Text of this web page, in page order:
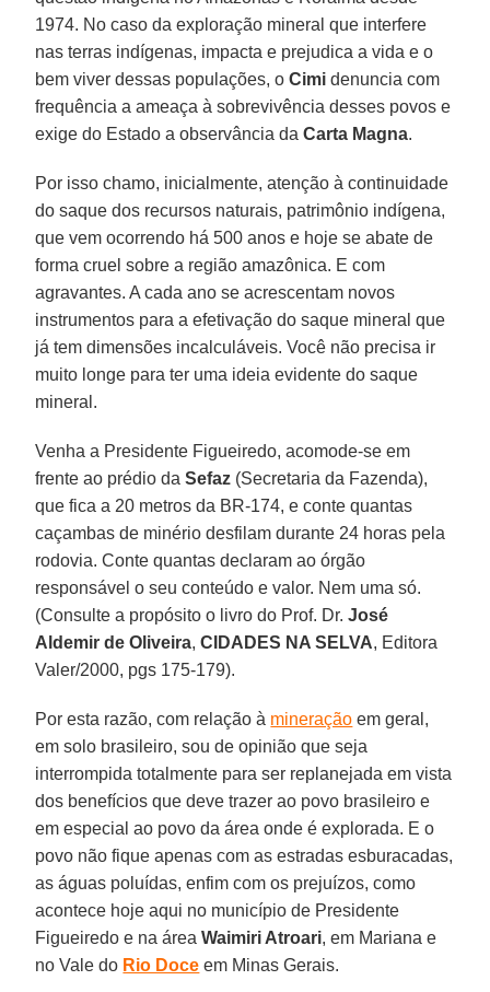
1974. No caso da exploração mineral que interfere
nas terras indígenas, impacta e prejudica a vida e o
bem viver dessas populações, oCimi denuncia com
frequência a ameaça à sobrevivência desses povos e
exige do Estado a observância daCarta Magna.
Por isso chamo, inicialmente, atenção à continuidade
do saque dos recursos naturais, patrimônio indígena,
que vem ocorrendo há 500 anos e hoje se abate de
forma cruel sobre a região amazônica. E com
agravantes. A cada ano se acrescentam novos
instrumentos para a efetivação do saque mineral que
já tem dimensões incalculáveis. Você não precisa ir
muito longe para ter uma ideia evidente do saque
mineral.
Venha a Presidente Figueiredo, acomode-se em
frente ao prédio daSefaz (Secretaria da Fazenda),
que fica a 20 metros da BR-174, e conte quantas
caçambas de minério desfilam durante 24 horas pela
rodovia. Conte quantas declaram ao órgão
responsável o seu conteúdo e valor. Nem uma só.
(Consulte a propósito o livro do Prof. Dr.José
Aldemir de Oliveira,CIDADES NA SELVA, Editora
Valer/2000, pgs 175-179).
Por esta razão, com relação à mineração em geral,
em solo brasileiro, sou de opinião que seja
interrompida totalmente para ser replanejada em vista
dos benefícios que deve trazer ao povo brasileiro e
em especial ao povo da área onde é explorada. E o
povo não fique apenas com as estradas esburacadas,
as águas poluídas, enfim com os prejuízos, como
acontece hoje aqui no município de Presidente
Figueiredo e na áreaWaimiri Atroari, em Mariana e
no Vale do Rio Doce em Minas Gerais.